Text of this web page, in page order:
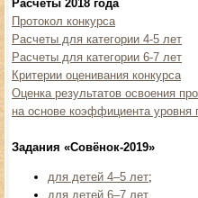
Расчеты 2018 года
Протокол конкурса
Расчеты для категории 4-5 лет
Расчеты для категории 6-7 лет
Критерии оценивания конкурса
Оценка результатов освоения
на основе коэффициента уровня
Задания «Совёнок-2019»
для детей 4–5 лет;
для детей 6–7 лет.